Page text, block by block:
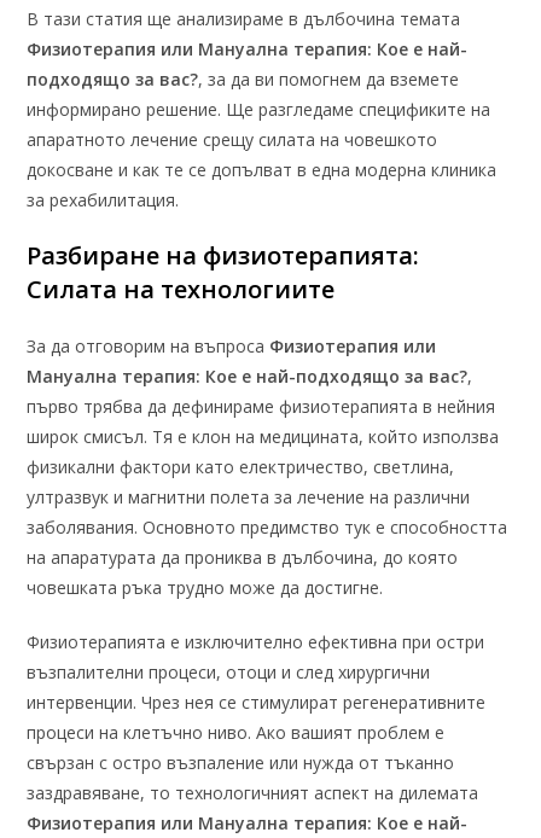
В тази статия ще анализираме в дълбочина темата
Физиотерапия или Мануална терапия: Кое е най-
подходящо за вас?, за да ви помогнем да вземете
информирано решение. Ще разгледаме спецификите на
апаратното лечение срещу силата на човешкото
докосване и как те се допълват в една модерна клиника
за рехабилитация.
Разбиране на физиотерапията:
Силата на технологиите
За да отговорим на въпроса Физиотерапия или
Мануална терапия: Кое е най-подходящо за вас?,
първо трябва да дефинираме физиотерапията в нейния
широк смисъл. Тя е клон на медицината, който използва
физикални фактори като електричество, светлина,
ултразвук и магнитни полета за лечение на различни
заболявания. Основното предимство тук е способността
на апаратурата да прониква в дълбочина, до която
човешката ръка трудно може да достигне.
Физиотерапията е изключително ефективна при остри
възпалителни процеси, отоци и след хирургични
интервенции. Чрез нея се стимулират регенеративните
процеси на клетъчно ниво. Ако вашият проблем е
свързан с остро възпаление или нужда от тъканно
заздравяване, то технологичният аспект на дилемата
Физиотерапия или Мануална терапия: Кое е най-